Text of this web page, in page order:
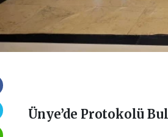
Ünye’de Protokolü